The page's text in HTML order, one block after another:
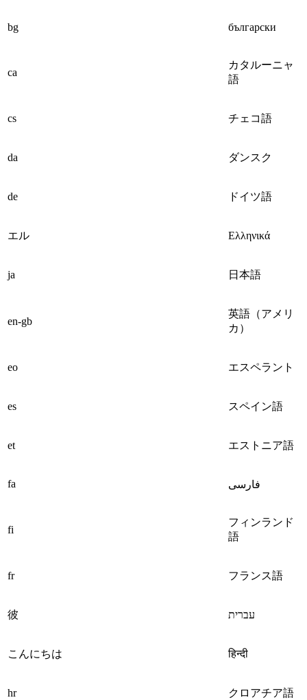
bg български
ca
カタルーニャ
語
cs チェコ語
da ダンスク
de ドイツ語
エル Ελληνικά
ja 日本語
en-gb
英語（アメリ
カ）
eo エスペラント
es スペイン語
et エストニア語
fa فارسی
fi
フィンランド
語
fr フランス語
彼 עברית
こんにちは हिन्दी
hr クロアチア語